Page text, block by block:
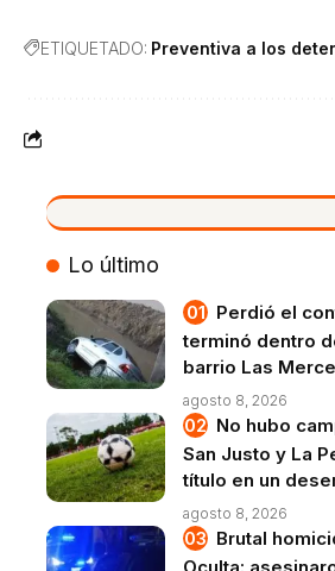
ETIQUETADO: Preventiva a los
VIVO
Lo último
Perdió el
terminó dentro
barrio Las
agosto 8, 2026
No hubo
San Justo y La
título en un
agosto 8, 2026
Brutal
Oculta: